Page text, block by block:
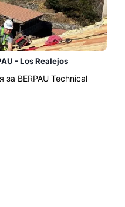
- Los Realejos
BERPAU Technical